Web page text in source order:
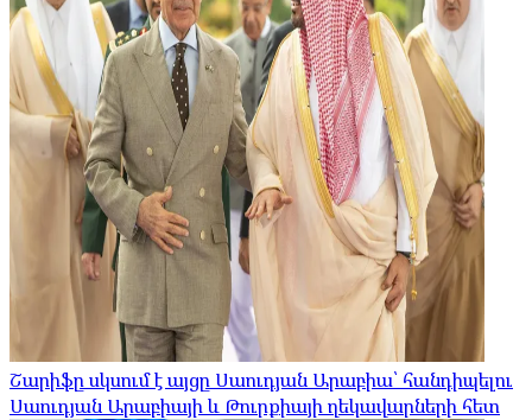
Շարիֆը սկսում է այցը Սաուդյան Արաբիա՝ հանդիպելու
Սաուդյան Արաբիայի և Թուրքիայի ղեկավարների հետ